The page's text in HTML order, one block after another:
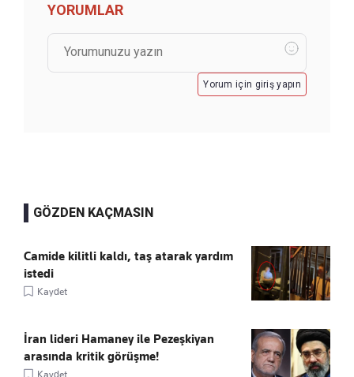
YORUMLAR
Yorum için giriş yapın
GÖZDEN KAÇMASIN
Camide kilitli kaldı, taş atarak yardım
istedi
Kaydet
İran lideri Hamaney ile Pezeşkiyan
arasında kritik görüşme!
Kaydet